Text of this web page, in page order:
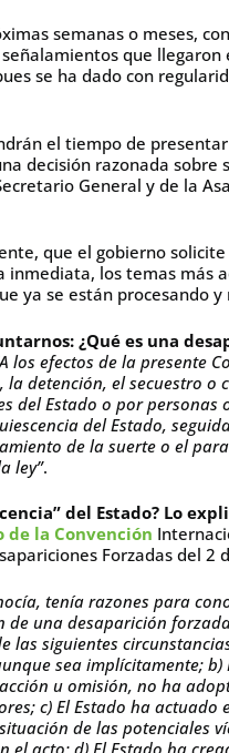
semanas o meses,
que llegaron
se ha dado con
el tiempo de
decisión razonada sobre
General y de la
que el gobierno
los temas más
ya se están procesando y
¿Qué es una
los efectos de la presente
detención, el secuestro o
del Estado o por personas
del Estado,
de la suerte o el
ley”.
del Estado? Lo
de la Convención
Forzadas del 2
tenía razones para
de una desaparición
las siguientes
sea implícitamente; b)
u omisión, no ha
c) El Estado ha actuado
de las potenciales
el acto; d) El Estado ha